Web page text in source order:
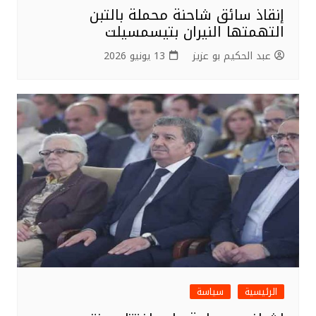
إنقاذ سائق شاحنة محملة بالتبن
التهمتها النيران بتيسمسيلت
عبد الحكيم بو عزيز 13 يونيو 2026
الرئيسية سياسة